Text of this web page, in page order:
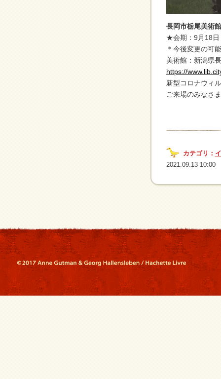
長岡市栃尾美術
★会期：9月18日
＊今後変更の可
美術館：新潟県
https://
新型コロナウィ
ご来場のみなさ
カテゴリ：
2021.09.13 10:00